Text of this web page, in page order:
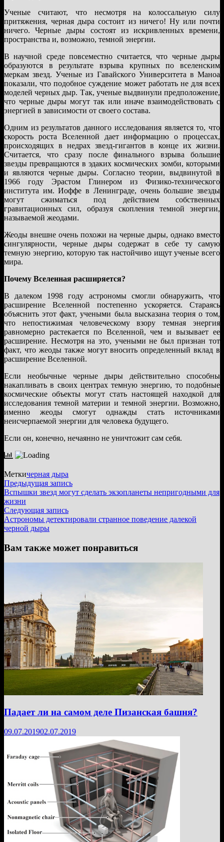
Ученые считают, что несмотря на колоссальную силу
притяжения, черная дыра состоит из ничего! Ну или почти
ничего. Черные дыры состоят из искривленных времени,
пространства и, возможно, темной энергии.
В научной среде повсеместно считается, что черные дыры
образуются в результате взрыва крупных по вселенским
меркам звезд. Ученые из Гавайского Университета в Маноа
показали, что подобное суждение может работать не для всех
моделей черных дыр. Так, ученые выдвинули предположение,
что черные дыры могут так или иначе взаимодействовать с
энергией в зависимости от своего состава.
Одним из результатов данного исследования является то, что
скорость роста Вселенной дает информацию о процессах,
происходящих в недрах звезд-гигантов в конце их жизни.
Считается, что сразу после финального взрыва большие
звезды превращаются в эдаких космических зомби, которыми
и являются черные дыры. Согласно теории, выдвинутой в
1966 году Эрастом Глинером из Физико-технического
института им. Иоффе в Ленинграде, очень большие звезды
могут сжиматься под действием собственных
гравитационных сил, образуя скопления темной энергии,
называемой жеодами.
Жеоды внешне очень похожи на черные дыры, однако вместо
сингулярности, черные дыры содержат в себе ту самую
темную энергию, которую так настойчиво ищут ученые всего
мира.
Почему Вселенная расширяется?
В далеком 1998 году астрономы смогли обнаружить, что
расширение Вселенной постепенно ускоряется. Стараясь
объяснить этот факт, учеными была высказана теория о том,
что непостижимая человеческому взору темная энергия
равномерно растекается по Вселенной, чем и вызывает ее
расширение. Несмотря на это, учеными не был признан тот
факт, что жеоды также могут вносить определенный вклад в
расширение Вселенной.
Если необычные черные дыры действительно способны
накапливать в своих центрах темную энергию, то подобные
космические объекты могут стать настоящей находкой для
исследования темной материи и темной энергии. Возможно,
именно жеоды смогут однажды стать источниками
неисчерпаемой энергии для человека будущего.
Если он, конечно, нечаянно не уничтожит сам себя.
Меткичерная дыра
Навигация
по
записям
Предыдущая записьПредыдущая
запись:
Вспышки звезд могут сделать экзопланеты непригодными для
жизни
Следующая записьСледующая
запись:
Астрономы детектировали странное поведение далекой
черной дыры
Вам также может понравиться
Падает ли на самом деле Пизанская башня?
09.07.201902.07.2019